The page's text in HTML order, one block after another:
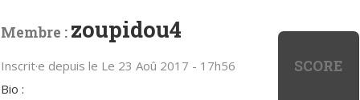
SCORE
Membre : zoupidou4
Inscrit·e depuis le Le 23 Aoû 2017 - 17h56
Bio :